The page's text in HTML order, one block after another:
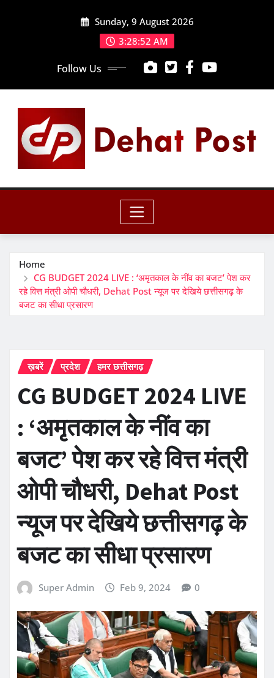
Sunday, 9 August 2026
3:28:54 AM
Follow Us
Home
CG BUDGET 2024 LIVE : ‘अमृतकाल के नींव का बजट’ पेश कर
रहे वित्त मंत्री ओपी चौधरी, Dehat Post न्यूज पर देखिये छत्तीसगढ़ के
बजट का सीधा प्रसारण
ख़बरें प्रदेश हमर छत्तीसगढ़
CG BUDGET 2024 LIVE
: ‘अमृतकाल के नींव का
बजट’ पेश कर रहे वित्त मंत्री
ओपी चौधरी, Dehat Post
न्यूज पर देखिये छत्तीसगढ़ के
बजट का सीधा प्रसारण
Super Admin Feb 9, 2024 0